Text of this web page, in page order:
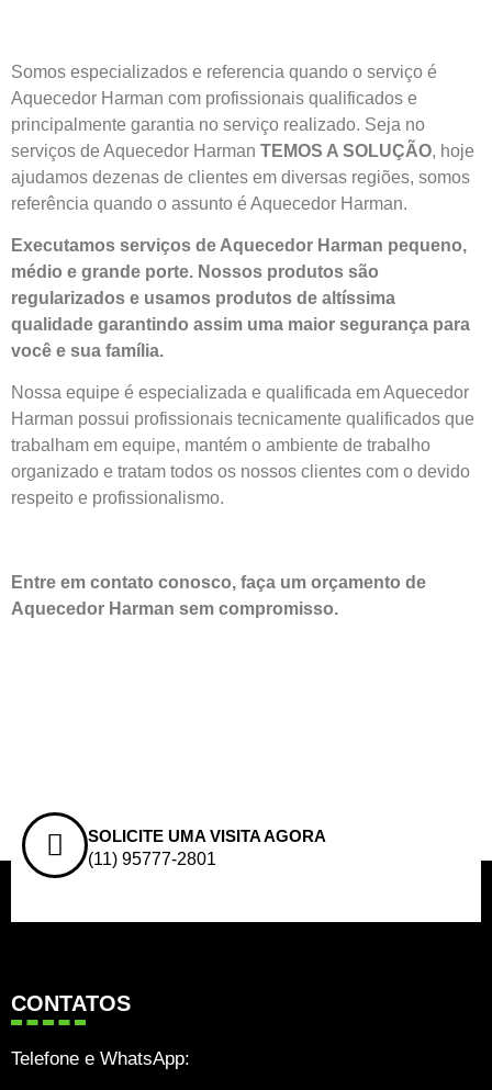
Somos especializados e referencia quando o serviço é
Aquecedor Harman com profissionais qualificados e
principalmente garantia no serviço realizado. Seja no
serviços de Aquecedor Harman TEMOS A SOLUÇÃO, hoje
ajudamos dezenas de clientes em diversas regiões, somos
referência quando o assunto é Aquecedor Harman.
Executamos serviços de Aquecedor Harman pequeno,
médio e grande porte. Nossos produtos são
regularizados e usamos produtos de altíssima
qualidade garantindo assim uma maior segurança para
você e sua família.
Nossa equipe é especializada e qualificada em Aquecedor
Harman possui profissionais tecnicamente qualificados que
trabalham em equipe, mantém o ambiente de trabalho
organizado e tratam todos os nossos clientes com o devido
respeito e profissionalismo.
Entre em contato conosco, faça um orçamento de
Aquecedor Harman sem compromisso.
SOLICITE UMA VISITA AGORA
(11) 95777-2801
CONTATOS
Telefone e WhatsApp: